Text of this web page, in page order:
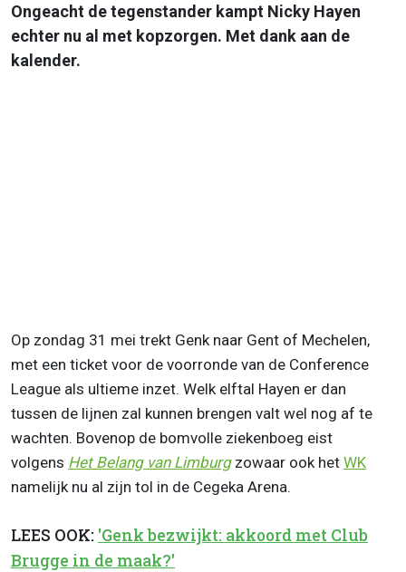
Ongeacht de tegenstander kampt Nicky Hayen
echter nu al met kopzorgen. Met dank aan de
kalender.
Op zondag 31 mei trekt Genk naar Gent of Mechelen,
met een ticket voor de voorronde van de Conference
League als ultieme inzet. Welk elftal Hayen er dan
tussen de lijnen zal kunnen brengen valt wel nog af te
wachten. Bovenop de bomvolle ziekenboeg eist
volgens Het Belang van Limburg zowaar ook het WK
namelijk nu al zijn tol in de Cegeka Arena.
LEES OOK: 'Genk bezwijkt: akkoord met Club
Brugge in de maak?'